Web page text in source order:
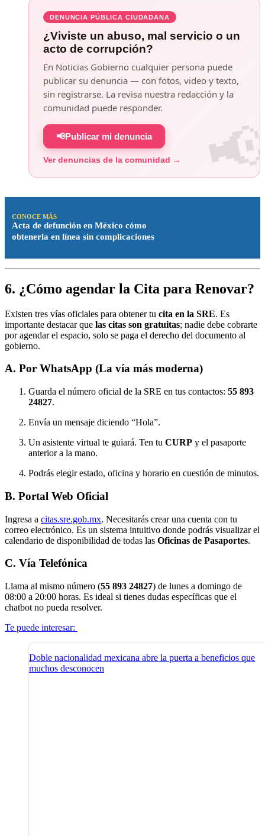
DENUNCIA PÚBLICA CIUDADANA
¿Viviste un abuso, mal servicio o un
acto de corrupción?
En Noticias Gobierno cualquier persona puede
publicar su denuncia — con fotos, video y texto,
sin registrarse. La revisa nuestra redacción y la
comunidad puede responder.
📢Publicar mi denuncia
Ver denuncias de la comunidad →
CONOCE MÁS
Acta de defunción en México cómo
obtenerla en línea sin complicaciones
6. ¿Cómo agendar la Cita para Renovar?
Existen tres vías oficiales para obtener tu cita en la SRE. Es
importante destacar que las citas son gratuitas; nadie debe cobrarte
por agendar el espacio, solo se paga el derecho del documento al
gobierno.
A. Por WhatsApp (La vía más moderna)
Guarda el número oficial de la SRE en tus contactos: 55 893
24827.
Envía un mensaje diciendo “Hola”.
Un asistente virtual te guiará. Ten tu CURP y el pasaporte
anterior a la mano.
Podrás elegir estado, oficina y horario en cuestión de minutos.
B. Portal Web Oficial
Ingresa a citas.sre.gob.mx. Necesitarás crear una cuenta con tu
correo electrónico. Es un sistema intuitivo donde podrás visualizar el
calendario de disponibilidad de todas las Oficinas de Pasaportes.
C. Vía Telefónica
Llama al mismo número (55 893 24827) de lunes a domingo de
08:00 a 20:00 horas. Es ideal si tienes dudas específicas que el
chatbot no pueda resolver.
Te puede interesar:
Doble nacionalidad mexicana abre la puerta a beneficios que
muchos desconocen